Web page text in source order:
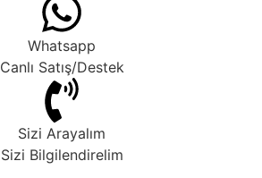
Whatsapp
Canlı Satış/Destek
Sizi Arayalım
Sizi Bilgilendirelim